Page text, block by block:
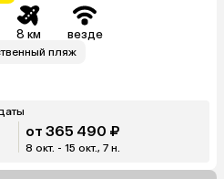
8 км везде
пляж
от 365 490 ₽
8 окт. - 15 окт., 7 н.